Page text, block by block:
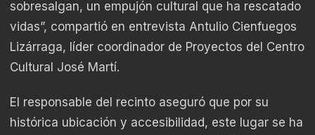
sobresalgan, un empujón cultural que ha rescatado
vidas”, compartió en entrevista Antulio Cienfuegos
Lizárraga, líder coordinador de Proyectos del Centro
Cultural José Martí.
El responsable del recinto aseguró que por su
histórica ubicación y accesibilidad, este lugar se ha